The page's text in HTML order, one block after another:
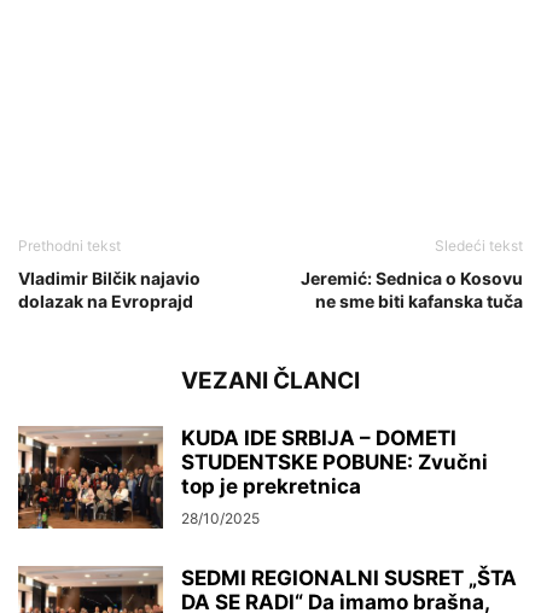
Prethodni tekst
Vladimir Bilčik najavio
dolazak na Evroprajd
Sledeći tekst
Jeremić: Sednica o Kosovu
ne sme biti kafanska tuča
VEZANI ČLANCI
KUDA IDE SRBIJA – DOMETI
STUDENTSKE POBUNE: Zvučni
top je prekretnica
28/10/2025
SEDMI REGIONALNI SUSRET „ŠTA
DA SE RADI“ Da imamo brašna,